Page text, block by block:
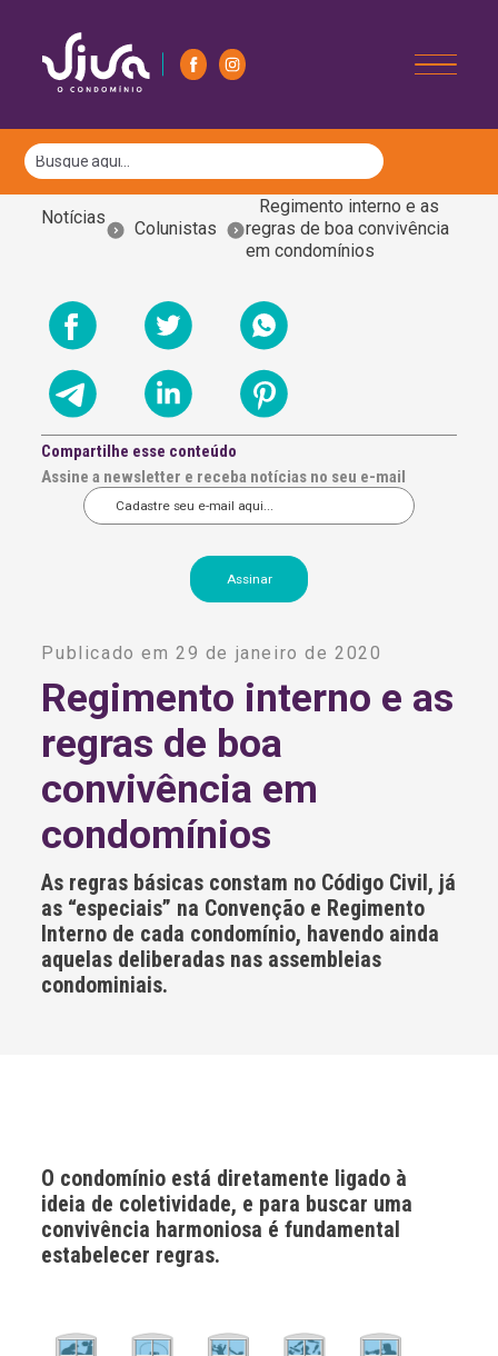
Notícias
Colunistas
Regimento interno e as
regras de boa convivência
em condomínios
Compartilhe esse conteúdo
Assine a newsletter e receba notícias no seu e-mail
t
n
a
v
:
Publicado em 29 de janeiro de 2020
Regimento interno e as
regras de boa
convivência em
condomínios
As regras básicas constam no Código Civil, já
as “especiais” na Convenção e Regimento
Interno de cada condomínio, havendo ainda
aquelas deliberadas nas assembleias
condominiais.
O condomínio está diretamente ligado à
ideia de coletividade, e para buscar uma
convivência harmoniosa é fundamental
estabelecer regras.